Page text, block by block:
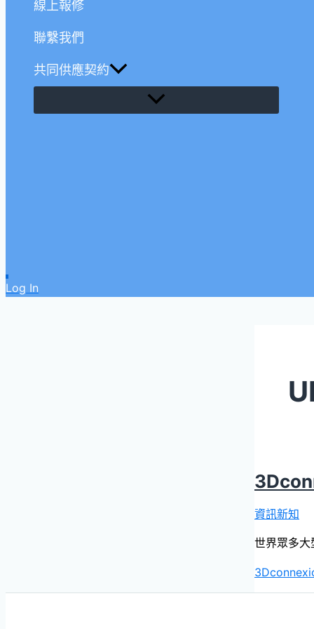
線上報修
聯繫我們
共同供應契約
Log In
資訊新知
世界眾多